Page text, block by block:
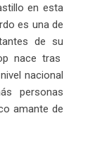
en esta
es una de
de su
nace tras
nacional
personas
amante de